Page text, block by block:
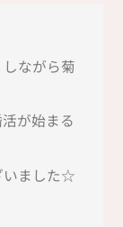
ながら菊
が始まる
いました☆